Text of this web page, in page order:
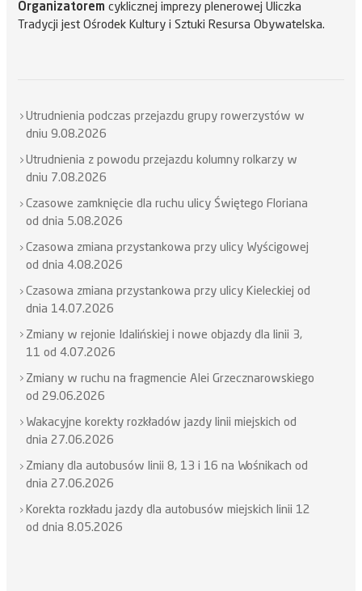
Organizatorem cyklicznej imprezy plenerowej Uliczka
Tradycji jest Ośrodek Kultury i Sztuki Resursa Obywatelska.
Utrudnienia podczas przejazdu grupy rowerzystów w
dniu 9.08.2026
Utrudnienia z powodu przejazdu kolumny rolkarzy w
dniu 7.08.2026
Czasowe zamknięcie dla ruchu ulicy Świętego Floriana
od dnia 5.08.2026
Czasowa zmiana przystankowa przy ulicy Wyścigowej
od dnia 4.08.2026
Czasowa zmiana przystankowa przy ulicy Kieleckiej od
dnia 14.07.2026
Zmiany w rejonie Idalińskiej i nowe objazdy dla linii 3,
11 od 4.07.2026
Zmiany w ruchu na fragmencie Alei Grzecznarowskiego
od 29.06.2026
Wakacyjne korekty rozkładów jazdy linii miejskich od
dnia 27.06.2026
Zmiany dla autobusów linii 8, 13 i 16 na Wośnikach od
dnia 27.06.2026
Korekta rozkładu jazdy dla autobusów miejskich linii 12
od dnia 8.05.2026